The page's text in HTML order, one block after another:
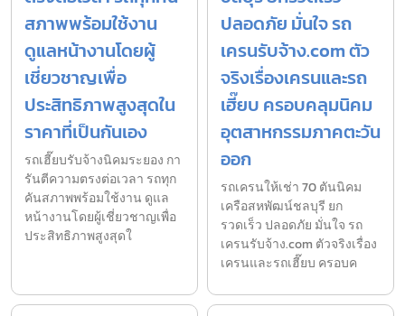
สภาพพร้อมใช้งาน
ดูแลหน้างานโดยผู้
เชี่ยวชาญเพื่อ
ประสิทธิภาพสูงสุดใน
ราคาที่เป็นกันเอง
รถเฮี๊ยบรับจ้างนิคมระยอง กา
รันตีความตรงต่อเวลา รถทุก
คันสภาพพร้อมใช้งาน ดูแล
หน้างานโดยผู้เชี่ยวชาญเพื่อ
ประสิทธิภาพสูงสุดใ
ปลอดภัย มั่นใจ รถ
เครนรับจ้าง.com ตัว
จริงเรื่องเครนและรถ
เฮี๊ยบ ครอบคลุมนิคม
อุตสาหกรรมภาคตะวัน
ออก
รถเครนให้เช่า 70 ตันนิคม
เครือสหพัฒน์ชลบุรี ยก
รวดเร็ว ปลอดภัย มั่นใจ รถ
เครนรับจ้าง.com ตัวจริงเรื่อง
เครนและรถเฮี๊ยบ ครอบค